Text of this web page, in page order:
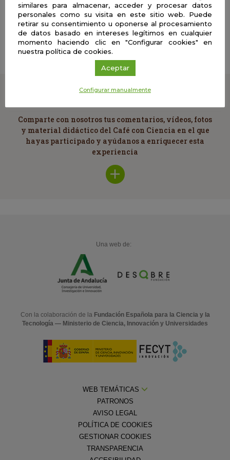
| Presencial
Burbujas, optimización y geometría
Cuéntanos
Comparte con nosotros tus comentarios, vídeos, fotos
y material didáctico del Café con Ciencia en el que
hayas participado y ayúdanos a enriquecer esta
experiencia
Una web de:
Con la colaboración de la Fundación Española para la Ciencia y la
Tecnología — Ministerio de Ciencia, Innovación y Universidades
WEB TEMÁTICAS
PATRONOS
AVISO LEGAL
POLÍTICA DE COOKIES
GESTIONAR COOKIES
TRANSPARENCIA
similares para almacenar, acceder y procesar datos
personales como su visita en este sitio web. Puede
retirar su consentimiento u oponerse al procesamiento
de datos basado en intereses legítimos en cualquier
momento haciendo clic en "Configurar cookies" en
nuestra política de cookies.
Aceptar
Configurar manualmente